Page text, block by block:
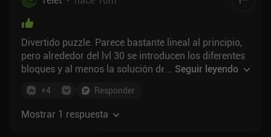
Divertido puzzle. Parece bastante lineal al principio,
pero alrededor del lvl 30 se introducen los diferentes
bloques y al menos la solución de tres estrellas deja
... Seguir leyendo
+4 Responder
Mostrar 1 respuesta